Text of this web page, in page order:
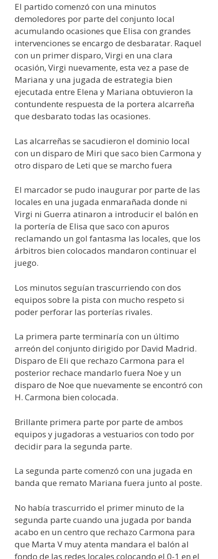
El partido comenzó con una minutos
demoledores por parte del conjunto local
acumulando ocasiones que Elisa con grandes
intervenciones se encargo de desbaratar. Raquel
con un primer disparo, Virgi en una clara
ocasión, Virgi nuevamente, esta vez a pase de
Mariana y una jugada de estrategia bien
ejecutada entre Elena y Mariana obtuvieron la
contundente respuesta de la portera alcarreña
que desbarato todas las ocasiones.
Las alcarreñas se sacudieron el dominio local
con un disparo de Miri que saco bien Carmona y
otro disparo de Leti que se marcho fuera
El marcador se pudo inaugurar por parte de las
locales en una jugada enmarañada donde ni
Virgi ni Guerra atinaron a introducir el balón en
la portería de Elisa que saco con apuros
reclamando un gol fantasma las locales, que los
árbitros bien colocados mandaron continuar el
juego.
Los minutos seguían trascurriendo con dos
equipos sobre la pista con mucho respeto si
poder perforar las porterías rivales.
La primera parte terminaría con un último
arreón del conjunto dirigido por David Madrid.
Disparo de Eli que rechazo Carmona para el
posterior rechace mandarlo fuera Noe y un
disparo de Noe que nuevamente se encontró con
H. Carmona bien colocada.
Brillante primera parte por parte de ambos
equipos y jugadoras a vestuarios con todo por
decidir para la segunda parte.
La segunda parte comenzó con una jugada en
banda que remato Mariana fuera junto al poste.
No había trascurrido el primer minuto de la
segunda parte cuando una jugada por banda
acabo en un centro que rechazo Carmona para
que Marta V muy atenta mandara el balón al
fondo de las redes locales colocando el 0-1 en el